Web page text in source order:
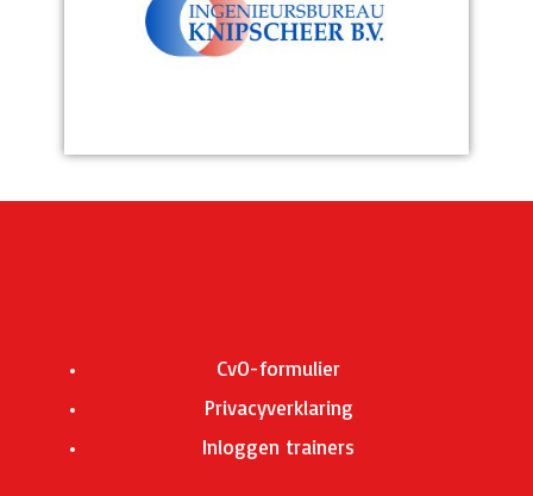
CvO-formulier
Privacyverklaring
Inloggen trainers